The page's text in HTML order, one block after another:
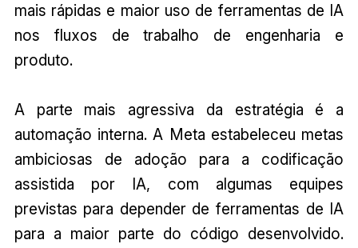
mais rápidas e maior uso de ferramentas de IA
nos fluxos de trabalho de engenharia e
produto.
A parte mais agressiva da estratégia é a
automação interna. A Meta estabeleceu metas
ambiciosas de adoção para a codificação
assistida por IA, com algumas equipes
previstas para depender de ferramentas de IA
para a maior parte do código desenvolvido.